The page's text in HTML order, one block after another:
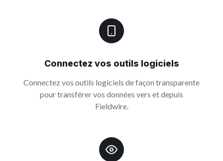
Connectez vos outils logiciels
Connectez vos outils logiciels de façon transparente
pour transférer vos données vers et depuis
Fieldwire.